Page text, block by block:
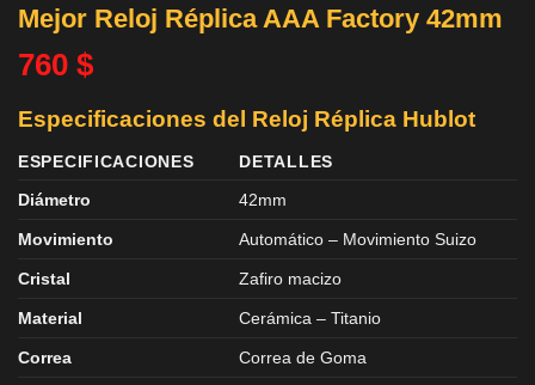
Mejor Reloj Réplica AAA Factory 42mm
760 $
Especificaciones del Reloj Réplica Hublot
ESPECIFICACIONES
DETALLES
Diámetro
42mm
Movimiento Automático – Movimiento Suizo
Cristal Zafiro macizo
Material Cerámica – Titanio
Correa Correa de Goma